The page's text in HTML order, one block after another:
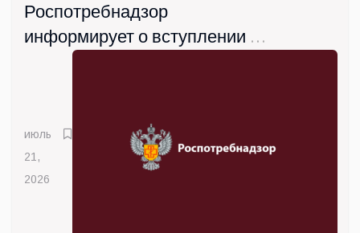
Роспотребнадзор
информирует о вступлении с
июль
21,
2026